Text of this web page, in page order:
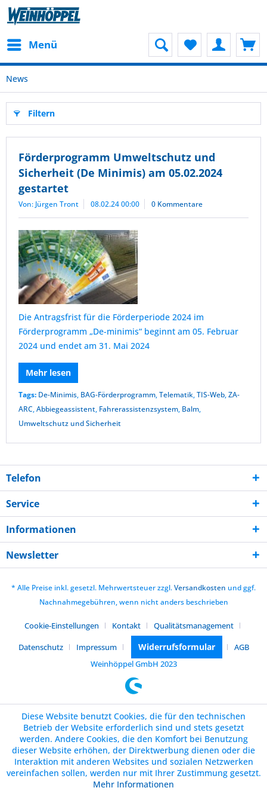
Menü
News
Filtern
Förderprogramm Umweltschutz und
Sicherheit (De Minimis) am 05.02.2024
gestartet
Von: Jürgen Tront 08.02.24 00:00 0 Kommentare
Die Antragsfrist für die Förderperiode 2024 im
Förderprogramm „De-minimis“ beginnt am 05. Februar
2024 und endet am 31. Mai 2024
Mehr lesen
Tags: De-Minimis, BAG-Förderprogramm,Telematik,TIS-Web,ZA-
ARC,Abbiegeassistent, Fahrerassistenzsystem, Balm,
Umweltschutz und Sicherheit
Telefon
Service
Informationen
Newsletter
* Alle Preise inkl. gesetzl. Mehrwertsteuer zzgl.Versandkosten und ggf.
Nachnahmegebühren, wenn nicht anders beschrieben
Cookie-Einstellungen Kontakt
Qualitätsmanagement
Datenschutz
Impressum Widerrufsformular
AGB
Weinhöppel GmbH 2023
Diese Website benutzt Cookies, die für den technischen
Betrieb der Website erforderlich sind und stets gesetzt
werden. Andere Cookies, die den Komfort bei Benutzung
dieser Website erhöhen, der Direktwerbung dienen oder die
Interaktion mit anderen Websites und sozialen Netzwerken
vereinfachen sollen, werden nur mit Ihrer Zustimmung gesetzt.
Mehr Informationen